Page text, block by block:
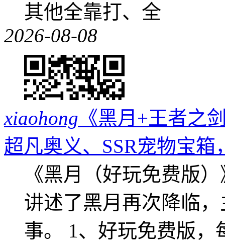
其他全靠打、全
2026-08-08
xiaohong 《黑月+王者之
超凡奥义、SSR宠物宝箱
《黑月（好玩免费版
讲述了黑月再次降临
事。 1、好玩免费版，